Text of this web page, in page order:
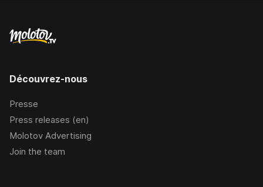
Découvrez-nous
Presse
Press releases (en)
Molotov Advertising
Join the team